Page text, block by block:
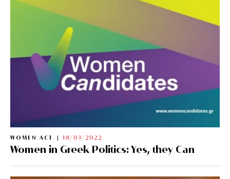
WOMEN ACT 18/03/2022
Women in Greek Politics: Yes, they Can